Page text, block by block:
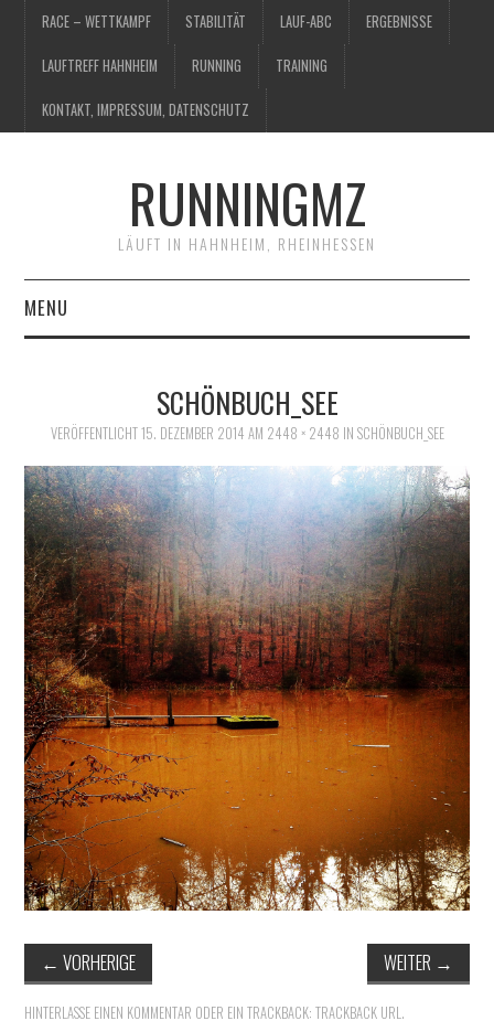
RACE – WETTKAMPF STABILITÄT LAUF-ABC ERGEBNISSE
LAUFTREFF HAHNHEIM RUNNING TRAINING
KONTAKT, IMPRESSUM, DATENSCHUTZ
RUNNINGMZ
LÄUFT IN HAHNHEIM, RHEINHESSEN
MENU
STABILITÄT
LAUF-ABC
ERGEBNISSE
LAUFTREFF HAHNHEIM
RUNNING
TRAINING
KONTAKT, IMPRESSUM,
DATENSCHUTZ
SCHÖNBUCH_SEE
VERÖFFENTLICHT15. DEZEMBER 2014 AM 2448 × 2448 IN SCHÖNBUCH_SEE
← VORHERIGE WEITER →
HINTERLASSE EINEN KOMMENTAR ODER EIN TRACKBACK:TRACKBACK URL .